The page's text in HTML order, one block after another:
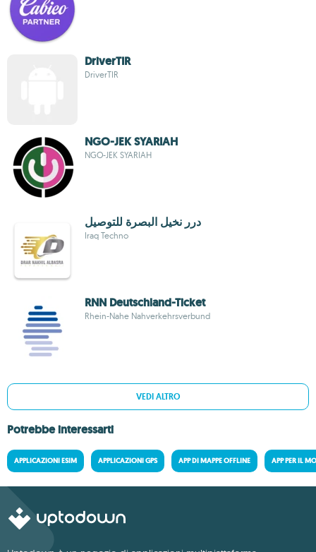
DriverTIR
DriverTIR
NGO-JEK SYARIAH
NGO-JEK SYARIAH
درر نخيل البصرة للتوصيل
Iraq Techno
RNN Deutschland-Ticket
Rhein-Nahe Nahverkehrsverbund
VEDI ALTRO
Potrebbe interessarti
APPLICAZIONI ESIM APPLICAZIONI GPS APP DI MAPPE OFFLINE APP PER IL